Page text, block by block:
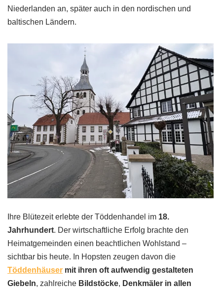
Niederlanden an, später auch in den nordischen und
baltischen Ländern.
Ihre Blütezeit erlebte der Töddenhandel im 18.
Jahrhundert. Der wirtschaftliche Erfolg brachte den
Heimatgemeinden einen beachtlichen Wohlstand –
sichtbar bis heute. In Hopsten zeugen davon die
Töddenhäuser mit ihren oft aufwendig gestalteten
Giebeln, zahlreiche Bildstöcke, Denkmäler in allen